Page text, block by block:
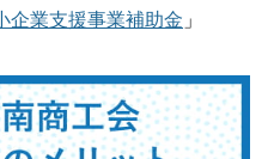
企業支援事業補助金 」